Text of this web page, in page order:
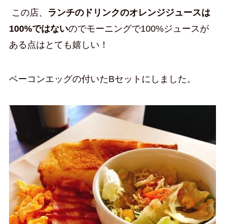
この店、
ランチのドリンクのオレンジジュースは
100%ではないのでモーニングで100%ジュースが
ある点はとても嬉しい！
ベーコンエッグの付いたBセットにしました。